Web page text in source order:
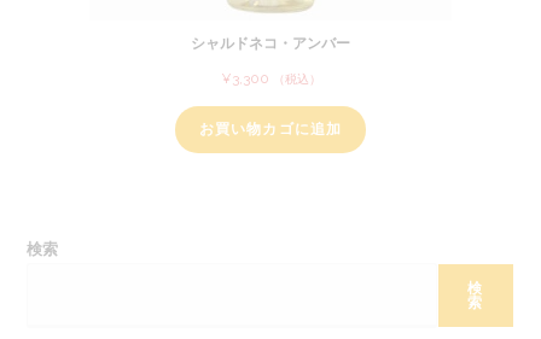
シャルドネコ・アンバー
¥3,300 （税込）
お買い物カゴに追加
検索
検
索